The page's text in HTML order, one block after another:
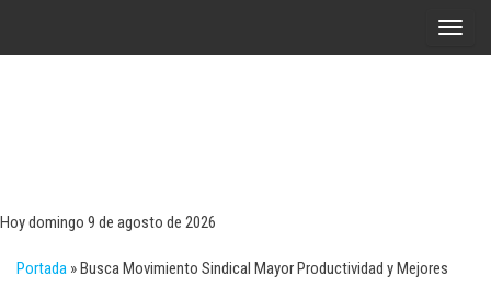
A
Hoy domingo 9 de agosto de 2026
Portada »Busca Movimiento Sindical Mayor Productividad y Mejores